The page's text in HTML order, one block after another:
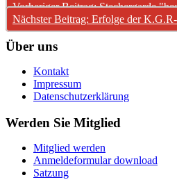
Vorheriger Beitrag: Stechergarde
Nächster Beitrag: Erfolge der
Über uns
Kontakt
Impressum
Datenschutzerklärung
Werden Sie Mitglied
Mitglied werden
Anmeldeformular download
Satzung